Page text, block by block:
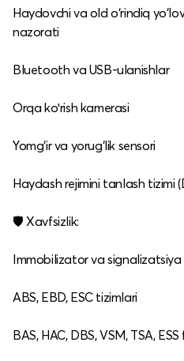
Haydovchi va old o‘rindiq
nazorati
Bluetooth va USB‑ulanishlar
Orqa koʻrish kamerasi
Yomg‘ir va yorug‘lik sensori
Haydash rejimini tanlash tizimi
🛡️ Xavfsizlik:
Immobilizator va signalizatsiya
ABS, EBD, ESC tizimlari
BAS, HAC, DBS, VSM, TSA,